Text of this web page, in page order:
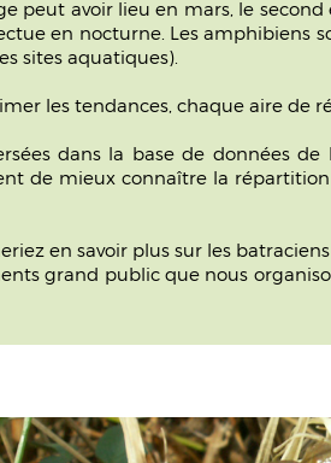
peut avoir lieu en mars, le
en nocturne. Les amphibiens
sites aquatiques).
les tendances, chaque aire de
dans la base de données
de mieux connaître la
en savoir plus sur les
grand public que nous